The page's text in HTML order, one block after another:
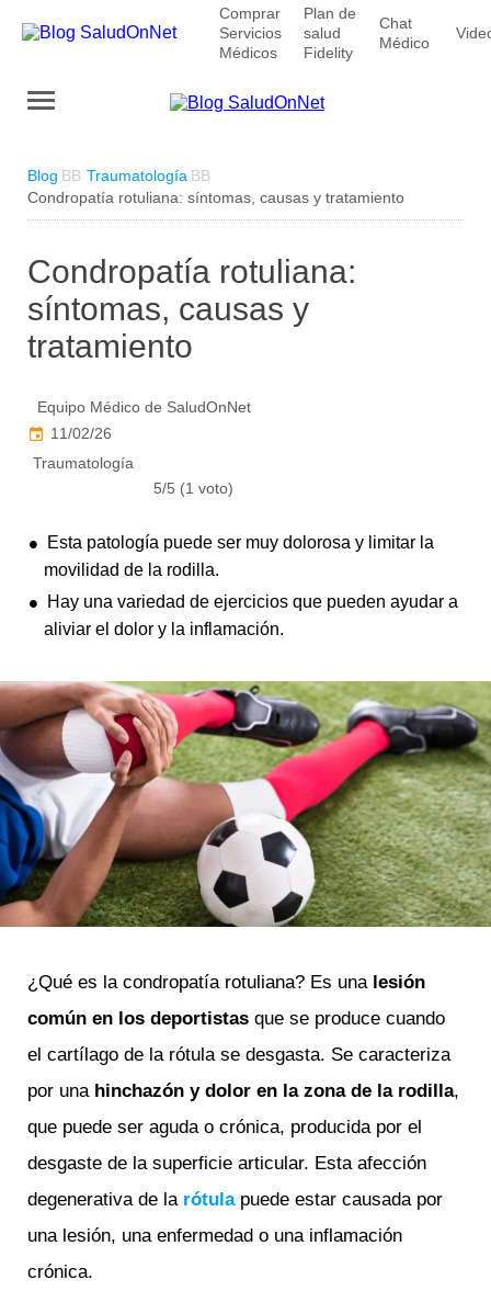
Comprar
Servicios
Médicos
Plan de
salud
Fidelity
Chat
Médico
Blog
Traumatología
Condropatía rotuliana: síntomas, causas y tratamiento
Condropatía rotuliana:
síntomas, causas y
tratamiento
Equipo Médico de SaludOnNet
11/02/26
Traumatología
5/5 (1 voto)
Esta patología puede ser muy dolorosa y limitar la
movilidad de la rodilla.
Hay una variedad de ejercicios que pueden ayudar a
aliviar el dolor y la inflamación.
¿Qué es la condropatía rotuliana? Es una lesión
común en los deportistas que se produce cuando
el cartílago de la rótula se desgasta. Se caracteriza
por una hinchazón y dolor en la zona de la rodilla,
que puede ser aguda o crónica, producida por el
desgaste de la superficie articular. Esta afección
degenerativa de la rótulapuede estar causada por
una lesión, una enfermedad o una inflamación
crónica.